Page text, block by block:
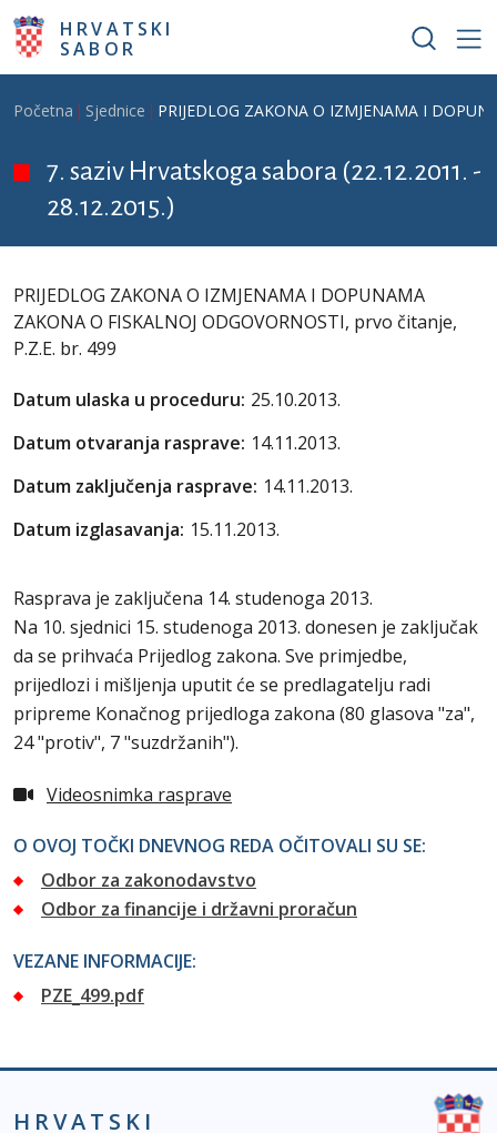
Skoči na glavni sadržaj
HRVATSKI
SABOR
Breadcrumb
Početna Sjednice PRIJEDLOG ZAKONA O IZMJENAMA I
7. saziv Hrvatskoga sabora (22.12.2011. -
28.12.2015.)
PRIJEDLOG ZAKONA O IZMJENAMA I DOPUNAMA
ZAKONA O FISKALNOJ ODGOVORNOSTI, prvo čitanje,
P.Z.E. br. 499
Datum ulaska u proceduru: 25.10.2013.
Datum otvaranja rasprave: 14.11.2013.
Datum zaključenja rasprave: 14.11.2013.
Datum izglasavanja: 15.11.2013.
Rasprava je zaključena 14. studenoga 2013.
Na 10. sjednici 15. studenoga 2013. donesen je zaključak
da se prihvaća Prijedlog zakona. Sve primjedbe,
prijedlozi i mišljenja uputit će se predlagatelju radi
pripreme Konačnog prijedloga zakona (80 glasova "za",
24 "protiv", 7 "suzdržanih").
Videosnimka rasprave
O OVOJ TOČKI DNEVNOG REDA OČITOVALI SU SE:
Odbor za zakonodavstvo
Odbor za financije i državni proračun
VEZANE INFORMACIJE:
PZE_499.pdf
HRVATSKI